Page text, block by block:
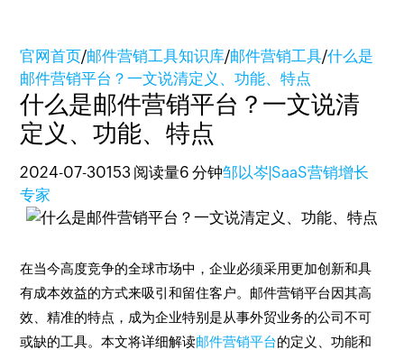
官网首页/邮件营销工具知识库/邮件营销工具/什么是
邮件营销平台？一文说清定义、功能、特点
什么是邮件营销平台？一文说清
定义、功能、特点
2024-07-30153 阅读量6 分钟邹以岑|SaaS营销增长
专家
在当今高度竞争的全球市场中，企业必须采用更加创新和具
有成本效益的方式来吸引和留住客户。邮件营销平台因其高
效、精准的特点，成为企业特别是从事外贸业务的公司不可
或缺的工具。本文将详细解读邮件营销平台的定义、功能和